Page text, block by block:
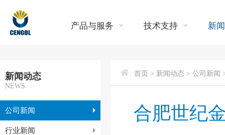
产品与服务 技术支持 新
新闻动态
NEWS
公司新闻
行业新闻
首页 > 新闻动态 > 公司新闻
合肥世纪